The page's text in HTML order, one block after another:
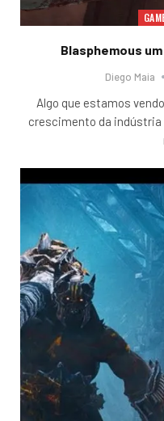
Blasphemous
Diego Maia
Algo que estamos
crescimento da indústria